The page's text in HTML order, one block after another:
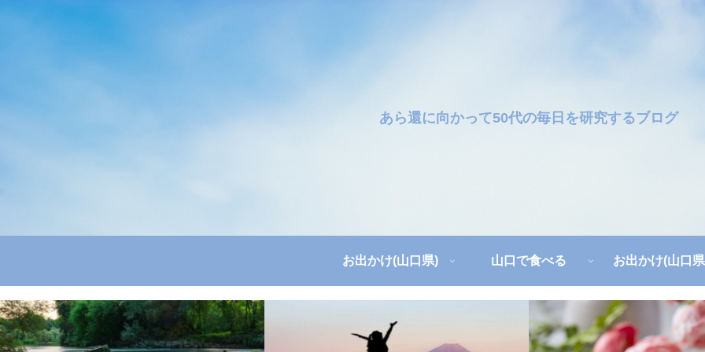
あら還に向かって50代の毎日を研究するブログ
お出かけ(山口県) 山口で食べる お出かけ(山口